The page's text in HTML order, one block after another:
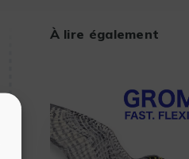
À lire également